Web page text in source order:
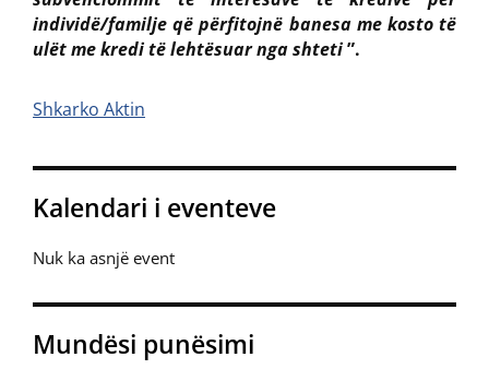
individë/familje që përfitojnë banesa me kosto të
ulët me kredi të lehtësuar nga shteti”.
Shkarko Aktin
Kalendari i eventeve
Nuk ka asnjë event
Mundësi punësimi